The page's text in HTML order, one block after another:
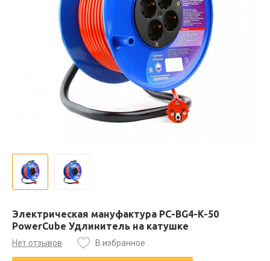
Электрическая мануфактура PC-BG4-K-50
PowerCube Удлинитель на катушке
Нет отзывов В избранное